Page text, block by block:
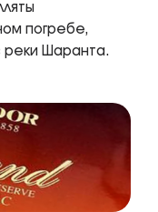
погребе,
реки Шаранта.